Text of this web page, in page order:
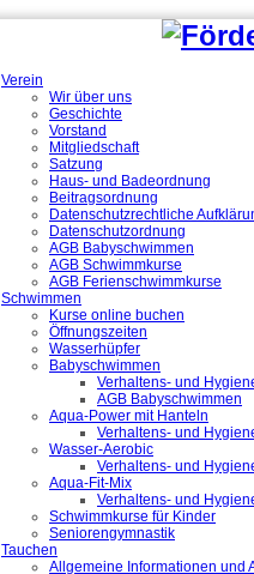
Verein
Wir über uns
Geschichte
Vorstand
Mitgliedschaft
Satzung
Haus- und Badeordnung
Beitragsordnung
Datenschutzrechtliche
Datenschutzordnung
AGB Babyschwimmen
AGB Schwimmkurse
AGB Ferienschwimmkurse
Schwimmen
Kurse online buchen
Öffnungszeiten
Wasserhüpfer
Babyschwimmen
Verhaltens- und
AGB Babyschwimmen
Aqua-Power mit Hanteln
Verhaltens- und
Wasser-Aerobic
Verhaltens- und
Aqua-Fit-Mix
Verhaltens- und
Schwimmkurse für Kinder
Seniorengymnastik
Tauchen
Allgemeine Informationen und